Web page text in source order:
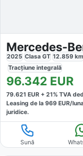
Mercedes-
2025 Clasa GT 12.859 km
Tracțiune integrală
96.342 EUR
79.621 EUR + 21% TVA
Leasing de la 969 EUR/
juridice.
Sună